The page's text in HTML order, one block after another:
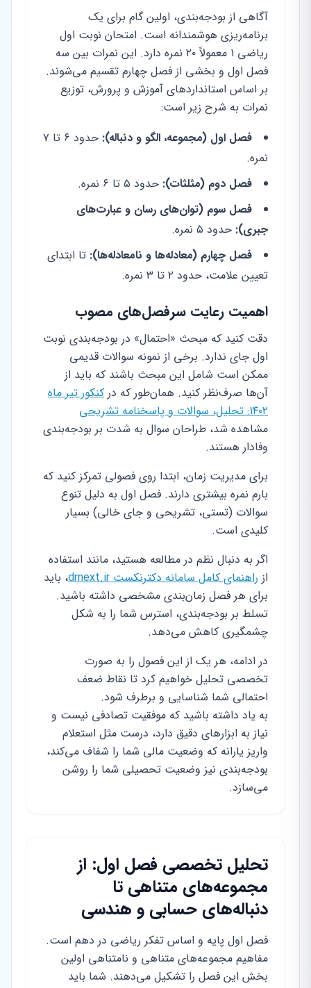
آگاهی از بودجه‌بندی، اولین گام برای یک
برنامه‌ریزی هوشمندانه است. امتحان نوبت اول
ریاضی ۱ معمولاً ۲۰ نمره دارد. این نمرات بین سه
فصل اول و بخشی از فصل چهارم تقسیم می‌شوند.
بر اساس استانداردهای آموزش و پرورش، توزیع
نمرات به شرح زیر است:
فصل اول (مجموعه، الگو و دنباله):
حدود ۶ تا ۷
نمره.
فصل دوم (مثلثات): حدود ۵ تا ۶ نمره.
فصل سوم (توان‌های رسان و عبارت‌های
جبری): حدود ۵ نمره.
فصل چهارم (معادله‌ها و نامعادله‌ها): تا ابتدای
تعیین علامت، حدود ۲ تا ۳ نمره.
اهمیت رعایت سرفصل‌های مصوب
دقت کنید که مبحث «احتمال» در بودجه‌بندی نوبت
اول جای ندارد. برخی از نمونه سوالات قدیمی
ممکن است شامل این مبحث باشند که باید از
آن‌ها صرف‌نظر کنید. همان‌طور که در کنکور تیر ماه
۱۴۰۲: تحلیل، سوالات و پاسخنامه تشریحی
مشاهده شد، طراحان سوال به شدت بر بودجه‌بندی
وفادار هستند.
برای مدیریت زمان، ابتدا روی فصولی تمرکز کنید که
بارم نمره بیشتری دارند. فصل اول به دلیل تنوع
سوالات (تستی، تشریحی و جای خالی) بسیار
کلیدی است.
اگر به دنبال نظم در مطالعه هستید، مانند استفاده
از راهنمای کامل سامانه دکترنکست drnext.ir
، باید
برای هر فصل زمان‌بندی مشخصی داشته باشید.
تسلط بر بودجه‌بندی، استرس شما را به شکل
چشمگیری کاهش می‌دهد.
در ادامه، هر یک از این فصول را به صورت
تخصصی تحلیل خواهیم کرد تا نقاط ضعف
احتمالی شما شناسایی و برطرف شود.
به یاد داشته باشید که موفقیت تصادفی نیست و
نیاز به ابزارهای دقیق دارد، درست مثل استعلام
واریز یارانه که وضعیت مالی شما را شفاف می‌کند،
بودجه‌بندی نیز وضعیت تحصیلی شما را روشن
می‌سازد.
تحلیل تخصصی فصل اول: از
مجموعه‌های متناهی تا
دنباله‌های حسابی و هندسی
فصل اول پایه و اساس تفکر ریاضی در دهم است.
مفاهیم مجموعه‌های متناهی و نامتناهی اولین
بخش این فصل را تشکیل می‌دهند. شما باید